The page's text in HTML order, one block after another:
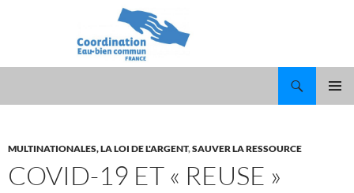
MULTINATIONALES, LA LOI DE L'ARGENT,SAUVER LA RESSOURCE
COVID-19 ET « REUSE »